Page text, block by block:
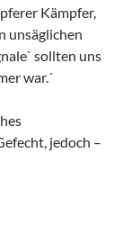
Kämpfer,
unsäglichen
sollten uns
war.´
jedoch –